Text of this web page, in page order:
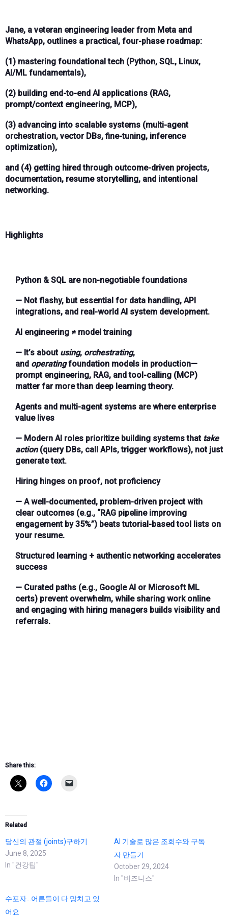
Jane, a veteran engineering leader from Meta and
WhatsApp, outlines a practical, four-phase roadmap:
(1) mastering foundational tech (Python, SQL, Linux,
AI/ML fundamentals),
(2) building end-to-end AI applications (RAG,
prompt/context engineering, MCP),
(3) advancing into scalable systems (multi-agent
orchestration, vector DBs, fine-tuning, inference
optimization),
and (4) getting hired through outcome-driven projects,
documentation, resume storytelling, and intentional
networking.
Highlights
Python & SQL are non-negotiable foundations
— Not flashy, but essential for data handling, API
integrations, and real-world AI system development.
AI engineering ≠ model training
— It’s about using, orchestrating,
and operatingfoundation models in production—
prompt engineering, RAG, and tool-calling (MCP)
matter far more than deep learning theory.
Agents and multi-agent systems are where enterprise
value lives
— Modern AI roles prioritize building systems that take
action(query DBs, call APIs, trigger workflows), not just
generate text.
Hiring hinges on proof, not proficiency
— A well-documented, problem-driven project with
clear outcomes (e.g., “RAG pipeline improving
engagement by 35%”) beats tutorial-based tool lists on
your resume.
Structured learning + authentic networking accelerates
success
— Curated paths (e.g., Google AI or Microsoft ML
certs) prevent overwhelm, while sharing work online
and engaging with hiring managers builds visibility and
referrals.
Share this:
Related
당신의 관절 (joints)구하기
June 8, 2025
In "건강팁"
AI 기술로 많은 조회수와 구독
자 만들기
October 29, 2024
In "비즈니스"
수포자…어른들이 다 망치고 있
어요